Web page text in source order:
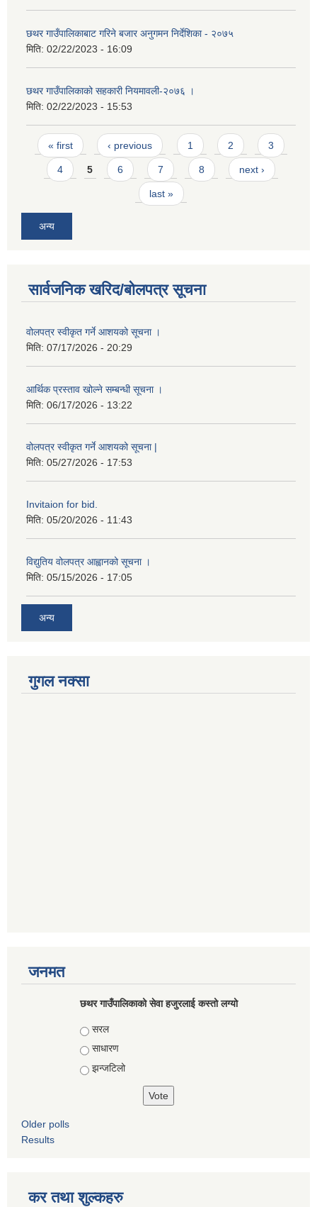
छथर गाउँपालिकाबाट गरिने बजार अनुगमन निर्देशिका - २०७५
मिति: 02/22/2023 - 16:09
छथर गाउँपालिकाको सहकारी नियमावली-२०७६ ।
मिति: 02/22/2023 - 15:53
Pages
« first ‹ previous 1 2 3
4 5 6 7 8 next ›
last »
अन्य
सार्वजनिक खरिद/बोलपत्र सूचना
वोलपत्र स्वीकृत गर्ने आशयको सूचना ।
मिति: 07/17/2026 - 20:29
आर्थिक प्रस्ताव खोल्ने सम्बन्धी सूचना ।
मिति: 06/17/2026 - 13:22
वोलपत्र स्वीकृत गर्ने आशयको सूचना |
मिति: 05/27/2026 - 17:53
Invitaion for bid.
मिति: 05/20/2026 - 11:43
विद्युतिय वोलपत्र आह्वानको सूचना ।
मिति: 05/15/2026 - 17:05
अन्य
गुगल नक्सा
जनमत
छथर गाउँपालिकाको सेवा हजुरलाई कस्तो लग्यो
Choices
सरल
साधारण
झन्जटिलो
Older polls
Results
कर तथा शुल्कहरु